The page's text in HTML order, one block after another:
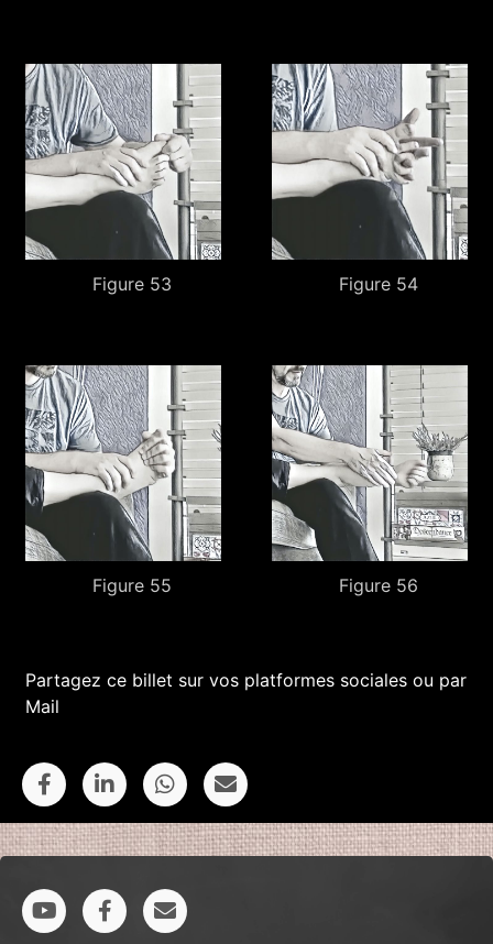
Figure 53 Figure 54
Figure 55 Figure 56
Partagez ce billet sur vos platformes sociales ou par
Mail